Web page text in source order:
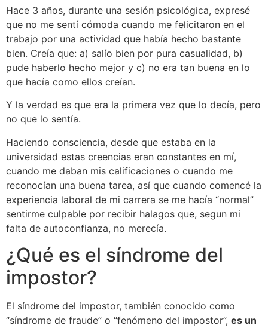
Hace 3 años, durante una sesión psicológica, expresé
que no me sentí cómoda cuando me felicitaron en el
trabajo por una actividad que había hecho bastante
bien. Creía que: a) salío bien por pura casualidad, b)
pude haberlo hecho mejor y c) no era tan buena en lo
que hacía como ellos creían.
Y la verdad es que era la primera vez que lo decía, pero
no que lo sentía.
Haciendo consciencia, desde que estaba en la
universidad estas creencias eran constantes en mí,
cuando me daban mis calificaciones o cuando me
reconocían una buena tarea, así que cuando comencé la
experiencia laboral de mi carrera se me hacía “normal”
sentirme culpable por recibir halagos que, segun mi
falta de autoconfianza, no merecía.
¿Qué es el síndrome del
impostor?
El síndrome del impostor, también conocido como
“síndrome de fraude” o “fenómeno del impostor”, es un